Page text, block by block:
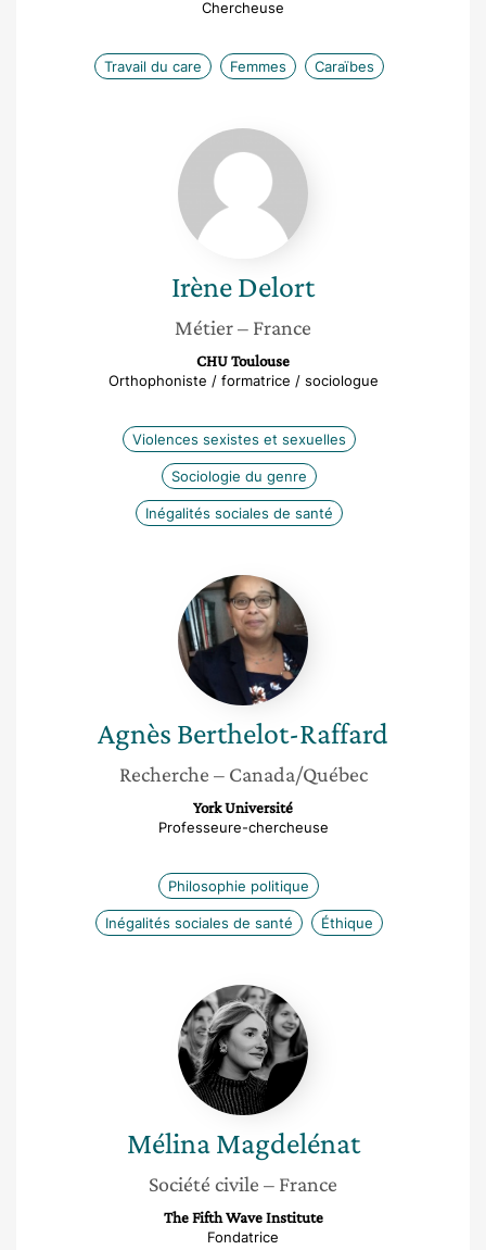
Chercheuse
Travail du care Femmes Caraïbes
Irène
Delort
IrèneDelort
Métier– France
CHU Toulouse
Orthophoniste / formatrice / sociologue
Violences sexistes et sexuelles
Sociologie du genre
Inégalités sociales de santé
Agnès
Berthelot-
Raffard
Agnès Berthelot-Raffard
Recherche – Canada/Québec
York Université
Professeure-chercheuse
Philosophie politique
Inégalités sociales de santé Éthique
Mélina
Magdelénat
Mélina Magdelénat
Société civile – France
The Fifth Wave Institute
Fondatrice